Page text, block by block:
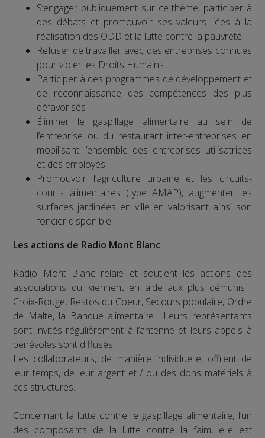
S’engager publiquement sur ce thème, participer à
des débats et promouvoir ses valeurs liées à la
réalisation des ODD et la lutte contre la pauvreté
Refuser de travailler avec des entreprises connues
pour violer les Droits Humains
Participer à des programmes de développement et
de reconnaissance des compétences des plus
défavorisés
Éliminer le gaspillage alimentaire au sein de
l’entreprise ou du restaurant inter-entreprises en
mobilisant l’ensemble des entreprises utilisatrices
et des employés
Promouvoir l’agriculture urbaine et les circuits-
courts alimentaires (type AMAP), augmenter les
surfaces jardinées en ville en valorisant ainsi son
foncier disponible
Les actions de Radio Mont Blanc
Radio Mont Blanc relaie et soutient les actions des
associations qui viennent en aide aux plus démunis :
Croix-Rouge, Restos du Coeur, Secours populaire, Ordre
de Malte, la Banque alimentaire... Leurs représentants
sont invités régulièrement à l’antenne et leurs appels à
bénévoles sont diffusés.
Les collaborateurs, de manière individuelle, offrent de
leur temps, de leur argent et / ou des dons matériels à
ces structures.
Concernant la lutte contre le gaspillage alimentaire, l’un
des composants de la lutte contre la faim, elle est